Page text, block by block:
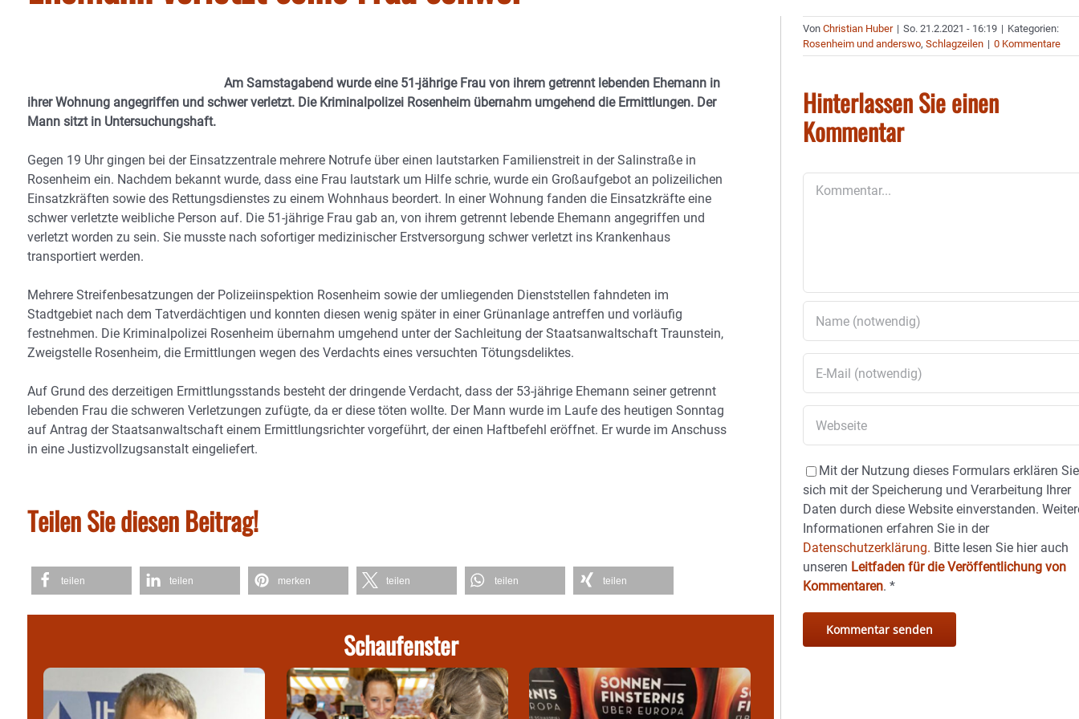
Am Samstagabend wurde eine 51-jährige Frau von ihrem getrennt lebenden Ehemann in
ihrer Wohnung angegriffen und schwer verletzt. Die Kriminalpolizei Rosenheim übernahm umgehend die Ermittlungen. Der
Mann sitzt in Untersuchungshaft.
Gegen 19 Uhr gingen bei der Einsatzzentrale mehrere Notrufe über einen lautstarken Familienstreit in der Salinstraße in
Rosenheim ein. Nachdem bekannt wurde, dass eine Frau lautstark um Hilfe schrie, wurde ein Großaufgebot an polizeilichen
Einsatzkräften sowie des Rettungsdienstes zu einem Wohnhaus beordert. In einer Wohnung fanden die Einsatzkräfte eine
schwer verletzte weibliche Person auf. Die 51-jährige Frau gab an, von ihrem getrennt lebende Ehemann angegriffen und
verletzt worden zu sein. Sie musste nach sofortiger medizinischer Erstversorgung schwer verletzt ins Krankenhaus
transportiert werden.
Mehrere Streifenbesatzungen der Polizeiinspektion Rosenheim sowie der umliegenden Dienststellen fahndeten im
Stadtgebiet nach dem Tatverdächtigen und konnten diesen wenig später in einer Grünanlage antreffen und vorläufig
festnehmen. Die Kriminalpolizei Rosenheim übernahm umgehend unter der Sachleitung der Staatsanwaltschaft Traunstein,
Zweigstelle Rosenheim, die Ermittlungen wegen des Verdachts eines versuchten Tötungsdeliktes.
Auf Grund des derzeitigen Ermittlungsstands besteht der dringende Verdacht, dass der 53-jährige Ehemann seiner getrennt
lebenden Frau die schweren Verletzungen zufügte, da er diese töten wollte. Der Mann wurde im Laufe des heutigen Sonntag
auf Antrag der Staatsanwaltschaft einem Ermittlungsrichter vorgeführt, der einen Haftbefehl eröffnet. Er wurde im Anschuss
in eine Justizvollzugsanstalt eingeliefert.
Teilen Sie diesen Beitrag!
teilen teilen merken teilen teilen teilen
Schaufenster
VonChristian Huber | So. 21.2.2021 - 16:19 | Kategorien:
Rosenheim und anderswo,Schlagzeilen | 0 Kommentare
Hinterlassen Sie einen
Kommentar
Mit der Nutzung dieses Formulars erklären Sie
sich mit der Speicherung und Verarbeitung Ihrer
Daten durch diese Website einverstanden.
Informationen erfahren Sie in der
Datenschutzerklärung. Bitte lesen Sie hier auch
unseren Leitfaden für die Veröffentlichung von
Kommentaren.*